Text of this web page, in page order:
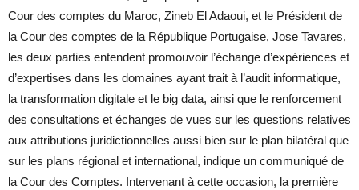
Cour des comptes du Maroc, Zineb El Adaoui, et le Président de
la Cour des comptes de la République Portugaise, Jose Tavares,
les deux parties entendent promouvoir l’échange d’expériences et
d’expertises dans les domaines ayant trait à l’audit informatique,
la transformation digitale et le big data, ainsi que le renforcement
des consultations et échanges de vues sur les questions relatives
aux attributions juridictionnelles aussi bien sur le plan bilatéral que
sur les plans régional et international, indique un communiqué de
la Cour des Comptes. Intervenant à cette occasion, la première